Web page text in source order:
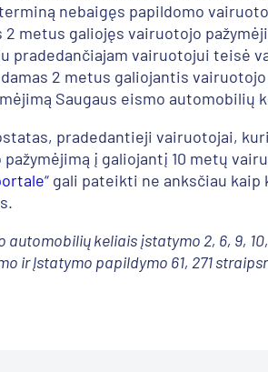
nebaigęs papildomo
metus galiojęs vairuotojo
pradedančiajam vairuotojui teisė
2 metus galiojantis
Saugaus eismo automobilių
pradedantieji vairuotojai,
į galiojantį 10 metų
“ gali pateikti ne anksčiau
keliais įstatymo 2, 6, 9, 10,
ir Įstatymo papildymo 61, 271